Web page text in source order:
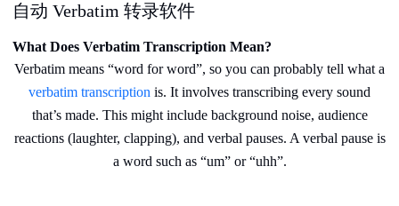
自动 Verbatim 转录软件
What Does Verbatim Transcription Mean?
Verbatim means “word for word”, so you can probably tell what a
verbatim transcription is. It involves transcribing every sound
that’s made. This might include background noise, audience
reactions (laughter, clapping), and verbal pauses. A verbal pause is
a word such as “um” or “uhh”.